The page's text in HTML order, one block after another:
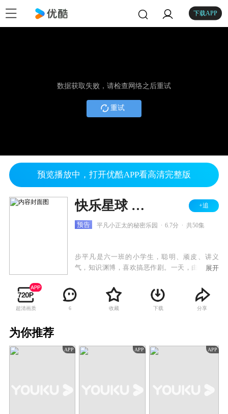
下载APP
数据获取失败，请检查网络之后重试
重试
预览播放中，打开优酷APP看高清完整版
快乐星球 第四部 +追
预告 平凡小正太的秘密乐园 6.7分 共50集
步平凡是六一班的小学生，聪明、顽皮、讲义
气，知识渊博，喜欢搞恶作剧。一天，由于一个
爸爸、妈妈万分着急，想了各种办法为步平凡治
病，都没有效果。步平凡的同学在万般无奈的情
况下，向快乐星球发出了求救信号。 摆脱了黑
王朝的时空穿梭机。老顽童爷爷收到步平凡爸爸
展开
超清画质 6 收藏 下载 分享
为你推荐
APP APP APP